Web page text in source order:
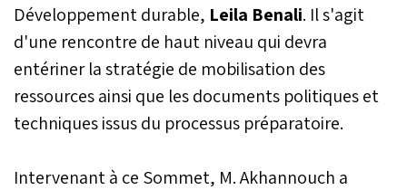
Développement durable, Leila Benali. Il s'agit
d'une rencontre de haut niveau qui devra
entériner la stratégie de mobilisation des
ressources ainsi que les documents politiques et
techniques issus du processus préparatoire.
Intervenant à ce Sommet, M. Akhannouch a